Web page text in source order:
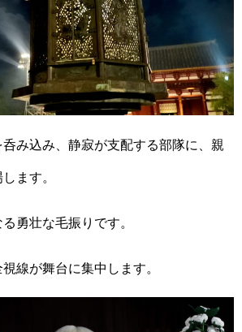
み込み、静寂が支配する部隊に、親
ます。
勇壮な毛振りです。
線が舞台に集中します。